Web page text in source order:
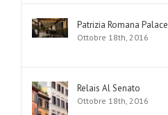
Patrizia Romana Palace
Ottobre 18th, 2016
Relais Al Senato
Ottobre 18th, 2016